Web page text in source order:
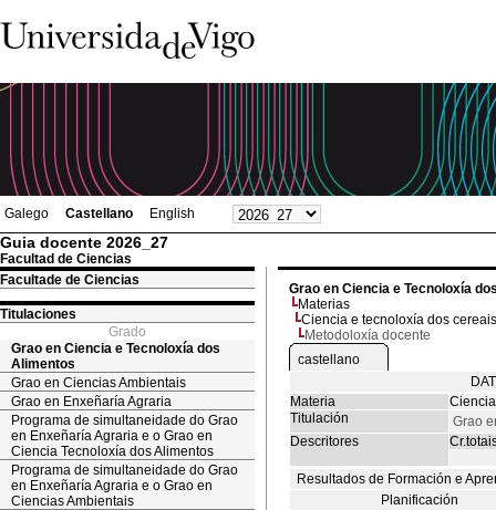
Galego Castellano English
Guia docente 2026_27
Facultad de Ciencias
Facultade de Ciencias
Titulaciones
Grado
Grao en Ciencia e Tecnoloxía dos
Alimentos
Grao en Ciencias Ambientais
Grao en Enxeñaría Agraria
Programa de simultaneidade do Grao
en Enxeñaría Agraria e o Grao en
Ciencia Tecnoloxía dos Alimentos
Programa de simultaneidade do Grao
en Enxeñaría Agraria e o Grao en
Ciencias Ambientais
Grao en Ciencia e Tecnoloxía
Materias
Ciencia e tecnoloxía dos cereais
Metodoloxía docente
castellano
Materia
Titulación
Grao
Descritores
Resultados de Formación e
Planificación